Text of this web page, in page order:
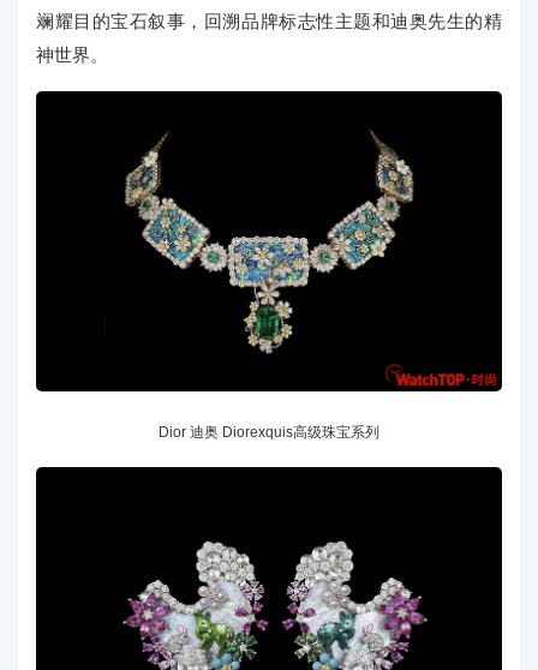
斓耀目的宝石叙事，回溯品牌标志性主题和迪奥先生的精
神世界。
Dior 迪奥 Diorexquis高级珠宝系列